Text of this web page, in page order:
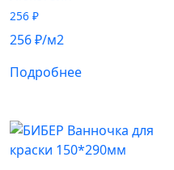
256 ₽
256₽/м2
Подробнее